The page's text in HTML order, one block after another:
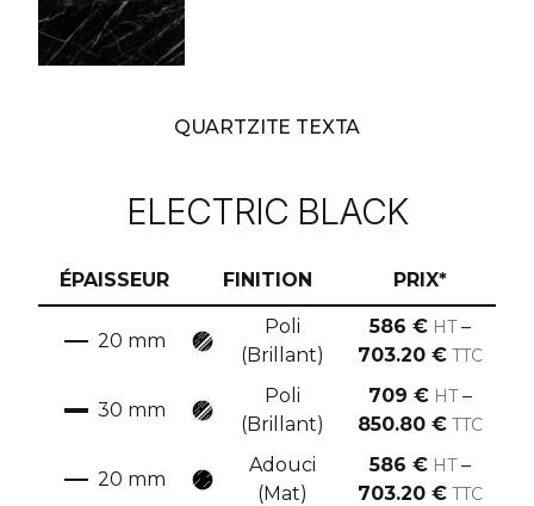
QUARTZITE TEXTA
ELECTRIC BLACK
ÉPAISSEUR FINITION PRIX*
20 mm
Poli
(Brillant)
586 € HT –
703.20€ TTC
30 mm
Poli
(Brillant)
709 € HT –
850.80€ TTC
20 mm
Adouci
(Mat)
586 € HT –
703.20€ TTC